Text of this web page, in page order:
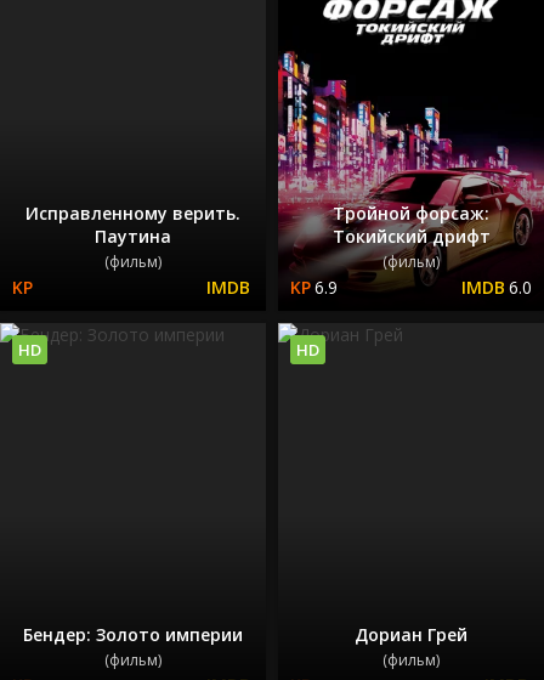
Исправленному верить.
Паутина
(фильм)
Тройной форсаж:
Токийский дрифт
(фильм)
6.9 6.0
Бендер: Золото империи
(фильм)
HD
Дориан Грей
(фильм)
HD